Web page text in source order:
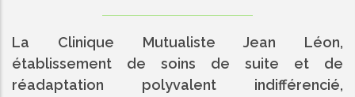
La Clinique Mutualiste Jean Léon,
établissement de soins de suite et de
réadaptation polyvalent indifférencié,